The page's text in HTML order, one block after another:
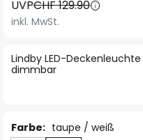
der
Bildgalerie
Lindby LED-
dimmbar
UVPCHF 129.90
inkl. MwSt.
Farbe: taupe / weiß